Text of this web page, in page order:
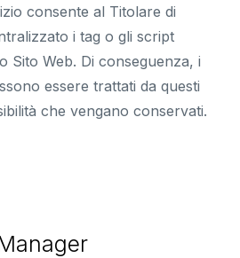
consente al Titolare di
i tag o gli script
Sito Web. Di conseguenza, i
essere trattati da questi
che vengano conservati.